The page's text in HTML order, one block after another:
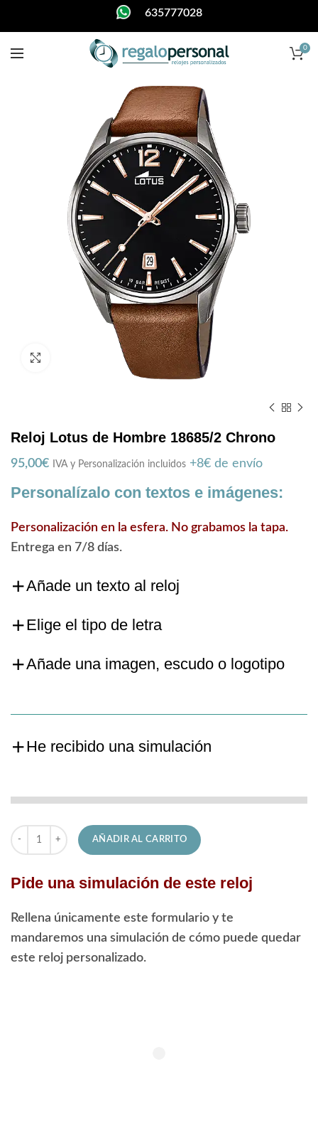
635777028
0
Reloj Lotus de Hombre 18685/2 Chrono
95,00€ IVA y Personalización incluidos +8€ de envío
Personalízalo con textos e imágenes:
Personalización en la esfera. No grabamos la tapa.
Entrega en 7/8 días.
Añade un texto al reloj
Elige el tipo de letra
Añade una imagen, escudo o logotipo
He recibido una simulación
Reloj Lotus de Hombre 18685/2 Chrono cantidad
AÑADIR AL CARRITO
Pide una simulación de este reloj
Rellena únicamente este formulario y te
mandaremos una simulación de cómo puede quedar
este reloj personalizado.